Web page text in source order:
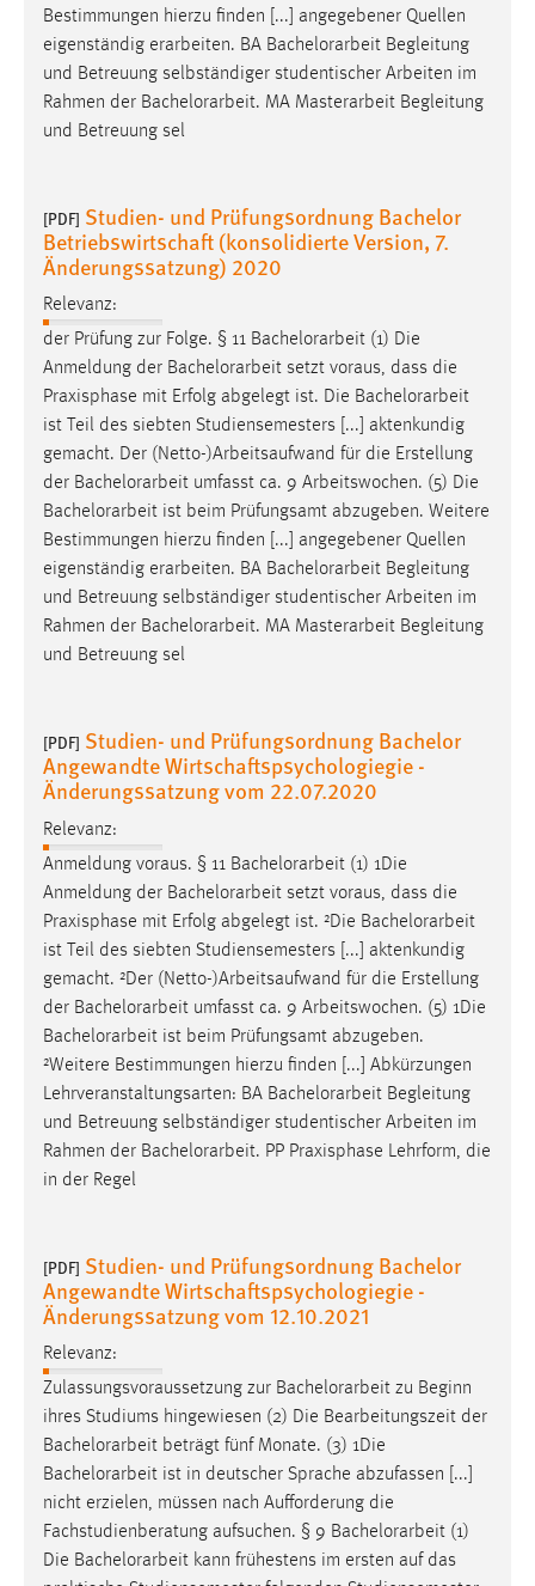
Bestimmungen hierzu finden [...] angegebener Quellen
eigenständig erarbeiten. BA Bachelorarbeit Begleitung
und Betreuung selbständiger studentischer Arbeiten im
Rahmen der Bachelorarbeit. MA Masterarbeit Begleitung
und Betreuung sel
[PDF] Studien- und Prüfungsordnung Bachelor
Betriebswirtschaft (konsolidierte Version, 7.
Änderungssatzung) 2020
Relevanz:
der Prüfung zur Folge. § 11 Bachelorarbeit (1) Die
Anmeldung der Bachelorarbeit setzt voraus, dass die
Praxisphase mit Erfolg abgelegt ist. Die Bachelorarbeit
ist Teil des siebten Studiensemesters [...] aktenkundig
gemacht. Der (Netto-)Arbeitsaufwand für die Erstellung
der Bachelorarbeit umfasst ca. 9 Arbeitswochen. (5) Die
Bachelorarbeit ist beim Prüfungsamt abzugeben. Weitere
Bestimmungen hierzu finden [...] angegebener Quellen
eigenständig erarbeiten. BA Bachelorarbeit Begleitung
und Betreuung selbständiger studentischer Arbeiten im
Rahmen der Bachelorarbeit. MA Masterarbeit Begleitung
und Betreuung sel
[PDF] Studien- und Prüfungsordnung Bachelor
Angewandte Wirtschaftspsychologiegie -
Änderungssatzung vom 22.07.2020
Relevanz:
Anmeldung voraus. § 11 Bachelorarbeit (1) 1Die
Anmeldung der Bachelorarbeit setzt voraus, dass die
Praxisphase mit Erfolg abgelegt ist. ²Die Bachelorarbeit
ist Teil des siebten Studiensemesters [...] aktenkundig
gemacht. ²Der (Netto-)Arbeitsaufwand für die Erstellung
der Bachelorarbeit umfasst ca. 9 Arbeitswochen. (5) 1Die
Bachelorarbeit ist beim Prüfungsamt abzugeben.
²Weitere Bestimmungen hierzu finden [...] Abkürzungen
Lehrveranstaltungsarten: BA Bachelorarbeit Begleitung
und Betreuung selbständiger studentischer Arbeiten im
Rahmen der Bachelorarbeit. PP Praxisphase Lehrform, die
in der Regel
[PDF] Studien- und Prüfungsordnung Bachelor
Angewandte Wirtschaftspsychologiegie -
Änderungssatzung vom 12.10.2021
Relevanz:
Zulassungsvoraussetzung zur Bachelorarbeit zu Beginn
ihres Studiums hingewiesen (2) Die Bearbeitungszeit der
Bachelorarbeit beträgt fünf Monate. (3) 1Die
Bachelorarbeit ist in deutscher Sprache abzufassen [...]
nicht erzielen, müssen nach Aufforderung die
Fachstudienberatung aufsuchen. § 9 Bachelorarbeit (1)
Die Bachelorarbeit kann frühestens im ersten auf das